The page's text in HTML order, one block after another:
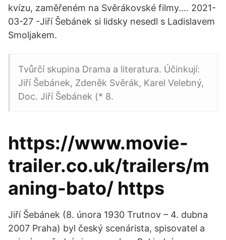
kvízu, zaměřeném na Svěrákovské filmy.… 2021-
03-27 -Jiří Šebánek si lidsky nesedl s Ladislavem
Smoljakem.
Tvůrčí skupina Drama a literatura. Účinkují:
Jiří Šebánek, Zdeněk Svěrák, Karel Velebný,
Doc. Jiří Šebánek (* 8.
https://www.movie-
trailer.co.uk/trailers/m
aning-bato/ https
Jiří Šebánek (8. února 1930 Trutnov – 4. dubna
2007 Praha) byl český scenárista, spisovatel a